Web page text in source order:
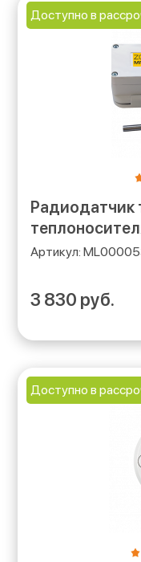
Доступно в
Радиодатчик
3 830 руб.
Доступно в